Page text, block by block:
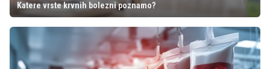
Katere vrste krvnih bolezni poznamo?